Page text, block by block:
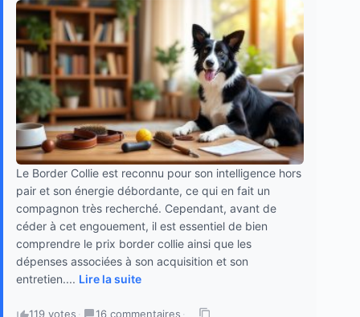
Le Border Collie est reconnu pour son intelligence hors
pair et son énergie débordante, ce qui en fait un
compagnon très recherché. Cependant, avant de
céder à cet engouement, il est essentiel de bien
comprendre le prix border collie ainsi que les
dépenses associées à son acquisition et son
entretien.... Lire la suite
119 votes · 16 commentaires ·